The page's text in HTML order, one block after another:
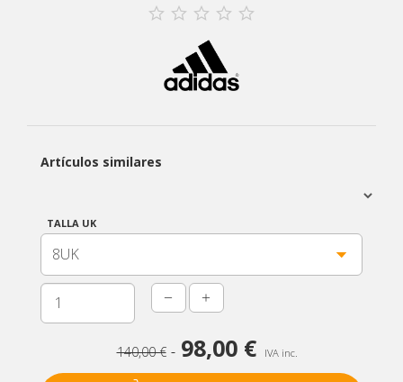
Artículos similares
TALLA UK
Unidades
140,00 € 98,00 € IVA inc.